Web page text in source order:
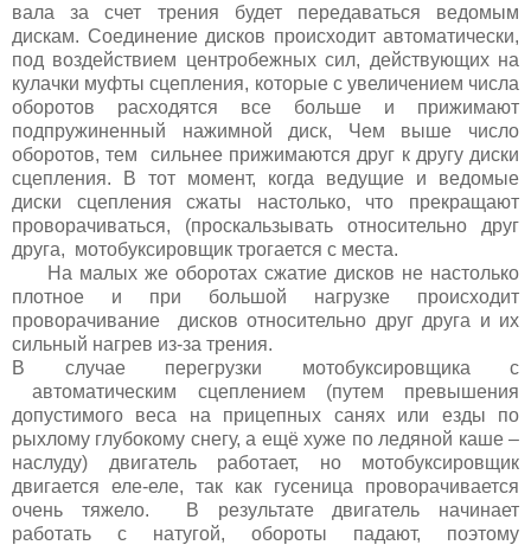
вала за счет трения будет передаваться ведомым
дискам. Соединение дисков происходит автоматически,
под воздействием центробежных сил, действующих на
кулачки муфты сцепления, которые с увеличением числа
оборотов расходятся все больше и прижимают
подпружиненный нажимной диск, Чем выше число
оборотов, тем сильнее прижимаются друг к другу диски
сцепления. В тот момент, когда ведущие и ведомые
диски сцепления сжаты настолько, что прекращают
проворачиваться, (проскальзывать относительно друг
друга, мотобуксировщик трогается с места.
На малых же оборотах сжатие дисков не настолько
плотное и при большой нагрузке происходит
проворачивание дисков относительно друг друга и их
сильный нагрев из-за трения.
В случае перегрузки мотобуксировщика с
автоматическим сцеплением (путем превышения
допустимого веса на прицепных санях или езды по
рыхлому глубокому снегу, а ещё хуже по ледяной каше –
наслуду) двигатель работает, но мотобуксировщик
двигается еле-еле, так как гусеница проворачивается
очень тяжело. В результате двигатель начинает
работать с натугой, обороты падают, поэтому